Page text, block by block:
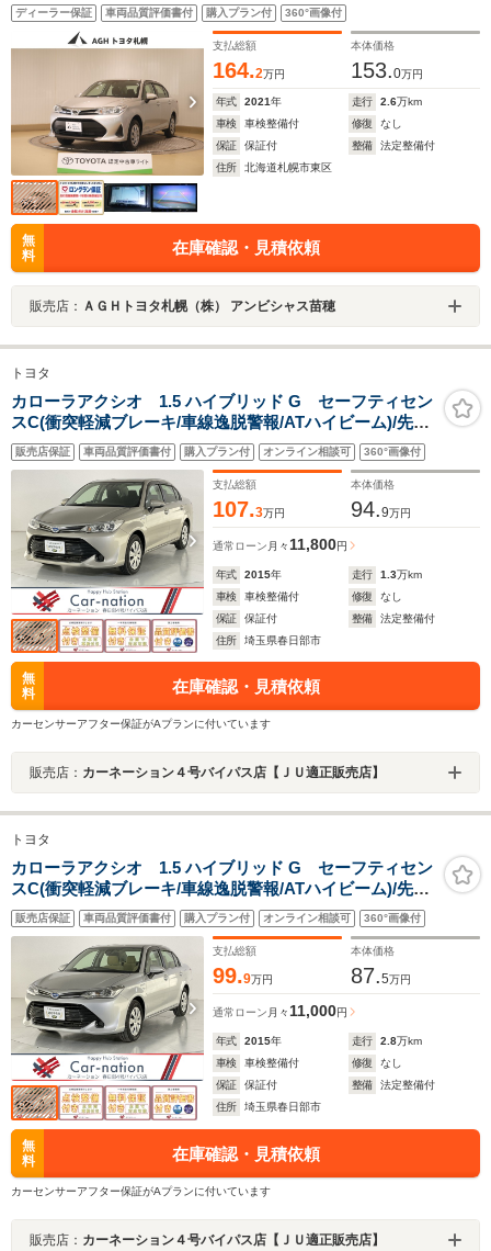
ディーラー保証 車両品質評価書付 購入プラン付 360°画像付
支払総額
164.2万円
本体価格
153.0万円
年式 2021年 走行 2.6万km
車検
車検整備付 修復
なし
保証
保証付 整備
法定整備付
住所
北海道札幌市東区
無
料
在庫確認・見積依頼
販売店： ＡＧＨトヨタ札幌（株） アンビシャス苗穂
トヨタ
カローラアクシオ 1.5 ハイブリッド G セーフティセン
スC(衝突軽減ブレーキ/車線逸脱警報/ATハイビーム)/先行
者発進告知機能/nanoe内臓AAC/スマートエントリー・プ
ッシュスタート/純正SDナビ/フルセグTV/DVD/Bluetooth/
バックカメラ/ETC/純正ドラレコ
販売店保証 車両品質評価書付 購入プラン付 オンライン相談可 360°画像付
支払総額
107.3万円
本体価格
94.9万円
通常ローン 月々 11,800円
年式 2015年 走行 1.3万km
車検
車検整備付 修復
なし
保証
保証付 整備
法定整備付
住所
埼玉県春日部市
無
料
在庫確認・見積依頼
カーセンサーアフター保証がAプランに付いています
販売店： カーネーション４号バイパス店【ＪＵ適正販売店】
トヨタ
カローラアクシオ 1.5 ハイブリッド G セーフティセン
スC(衝突軽減ブレーキ/車線逸脱警報/ATハイビーム)/先行
者発進告知機能/nanoe内臓AAC/踏み間違い防止装置/純正
SDナビ/ワンセグTV/CD/Bluetooth/ETC
販売店保証 車両品質評価書付 購入プラン付 オンライン相談可 360°画像付
支払総額
99.9万円
本体価格
87.5万円
通常ローン 月々11,000円
年式 2015年 走行 2.8万km
車検
車検整備付 修復
なし
保証
保証付 整備
法定整備付
住所
埼玉県春日部市
無
料
在庫確認・見積依頼
カーセンサーアフター保証がAプランに付いています
販売店： カーネーション４号バイパス店【ＪＵ適正販売店】